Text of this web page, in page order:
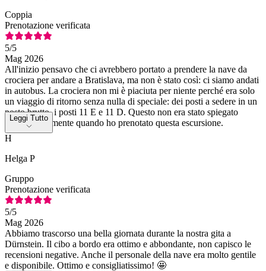
Coppia
Prenotazione verificata
5/5
Mag 2026
All'inizio pensavo che ci avrebbero portato a prendere la nave da
crociera per andare a Bratislava, ma non è stato così: ci siamo andati
in autobus. La crociera non mi è piaciuta per niente perché era solo
un viaggio di ritorno senza nulla di speciale: dei posti a sedere in un
posto brutto, i posti 11 E e 11 D. Questo non era stato spiegato
molto chiaramente quando ho prenotato questa escursione.
Leggi Tutto
H
Helga P
Gruppo
Prenotazione verificata
5/5
Mag 2026
Abbiamo trascorso una bella giornata durante la nostra gita a
Dürnstein. Il cibo a bordo era ottimo e abbondante, non capisco le
recensioni negative. Anche il personale della nave era molto gentile
e disponibile. Ottimo e consigliatissimo! 🤩